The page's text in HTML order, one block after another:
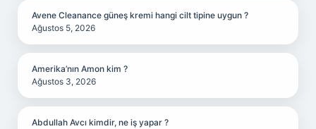
Avene Cleanance güneş kremi hangi cilt tipine uygun ?
Ağustos 5, 2026
Amerika’nın Amon kim ?
Ağustos 3, 2026
Abdullah Avcı kimdir, ne iş yapar ?